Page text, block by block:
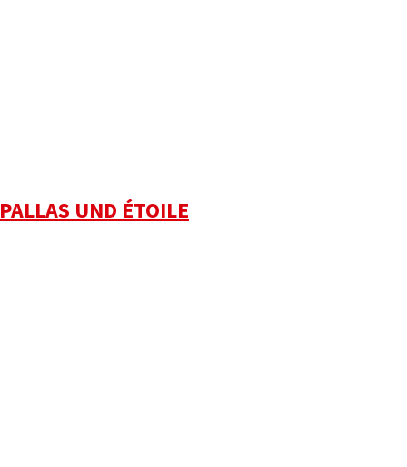
UND ÉTOILE